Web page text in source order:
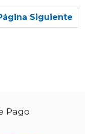
dcto.
Siguiente
Pago